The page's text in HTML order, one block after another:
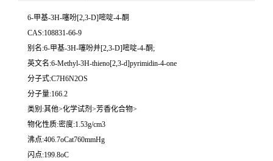
6-甲基-3H-噻吩[2,3-D]嘧啶-4-酮
CAS:108831-66-9
别名:6-甲基-3H-噻吩并[2,3-D]嘧啶-4-酮;
英文名:6-Methyl-3H-thieno[2,3-d]pyrimidin-4-one
分子式:C7H6N2OS
分子量:166.2
类别:其他>化学试剂>芳香化合物>
物化性质:密度:1.53g/cm3
沸点:406.7oCat760mmHg
闪点:199.8oC